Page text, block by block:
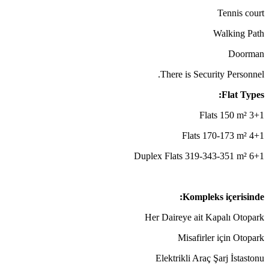
Tennis court
Walking Path
Doorman
There is Security Personnel.
Flat Types:
3+1 Flats 150 m²
4+1 Flats 170-173 m²
6+1 Duplex Flats 319-343-351 m²
Kompleks içerisinde:
Her Daireye ait Kapalı Otopark
Misafirler için Otopark
Elektrikli Araç Şarj İstastonu